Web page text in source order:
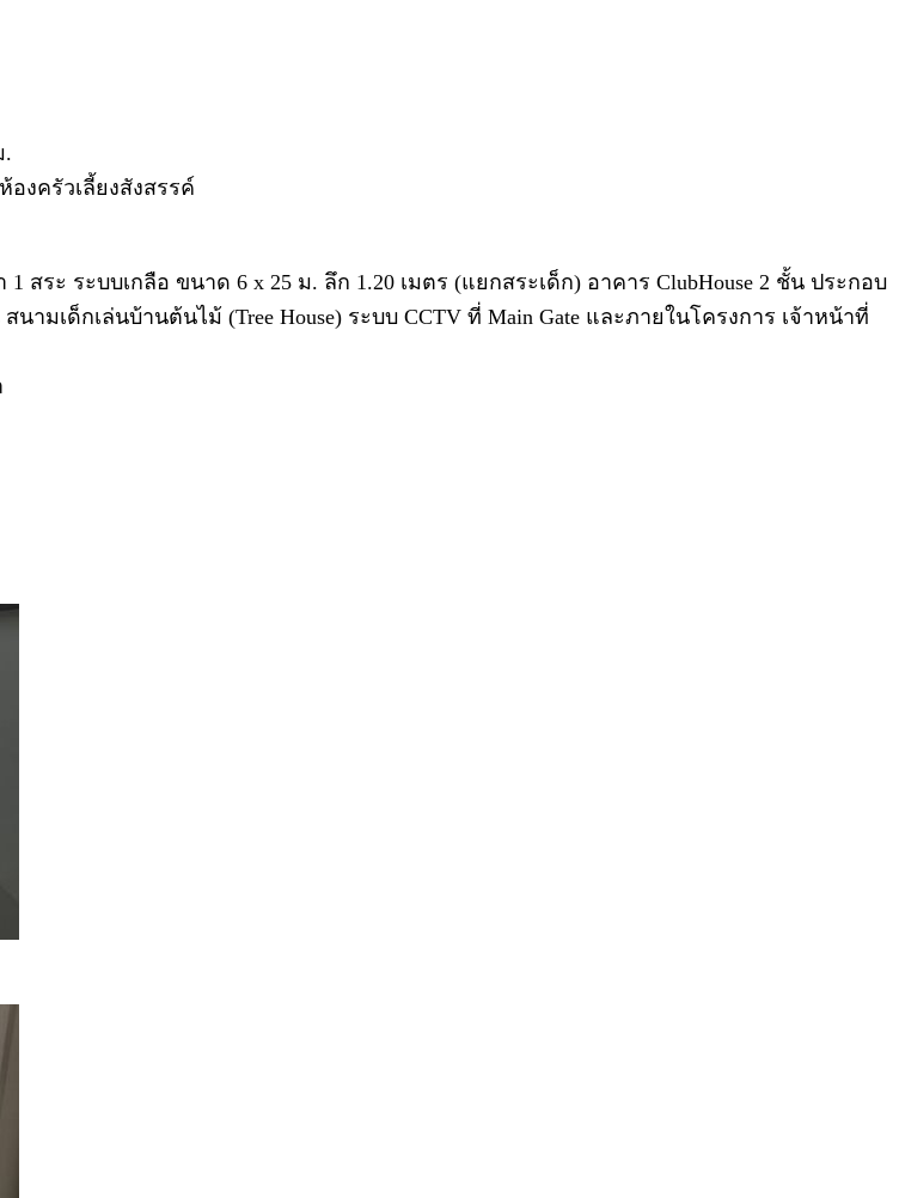
.
งครัวเลี้ยงสังสรรค์
ระ ระบบเกลือ ขนาด 6 x 25 ม. ลึก 1.20 เมตร (แยกสระเด็ก) อาคาร ClubHouse 2 ชั้น ประกอบ
สนามเด็กเล่นบ้านต้นไม้ (Tree House) ระบบ CCTV ที่ Main Gate และภายในโครงการ เจ้าหน้าที่